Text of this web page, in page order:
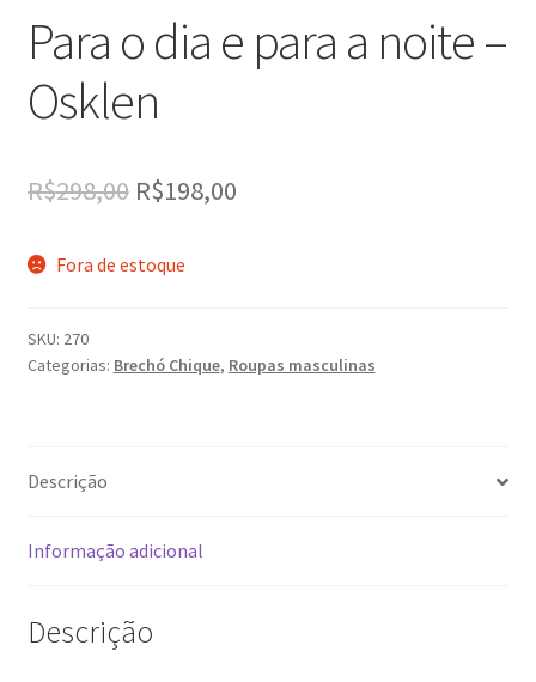
Para o dia e para a noite –
Osklen
R$298,00 O
original
R$298,00.
R$198,00O
R$198,00.
Fora de estoque
SKU: 270
Categorias: Brechó Chique, Roupas masculinas
Descrição
Informação adicional
Descrição